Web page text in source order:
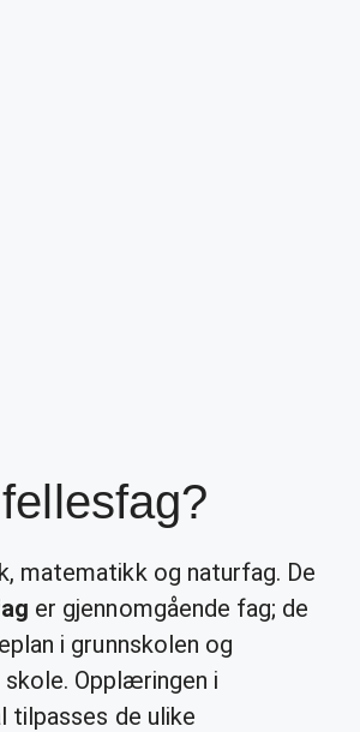
matematikk og naturfag. De
er gjennomgående fag; de
i grunnskolen og
Opplæringen i
tilpasses de ulike